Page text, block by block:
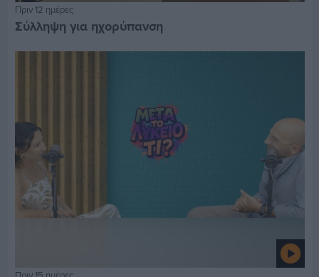
Πριν 12 ημέρες
Σύλληψη για ηχορύπανση